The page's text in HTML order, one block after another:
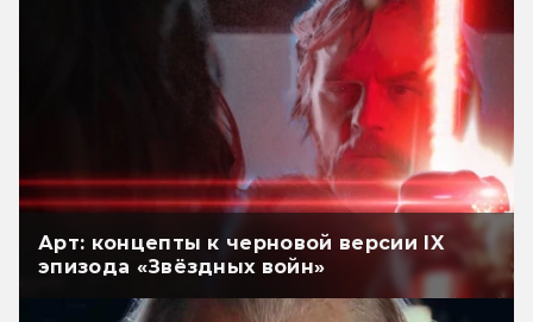
Арт: концепты к черновой версии IX
эпизода «Звёздных войн»